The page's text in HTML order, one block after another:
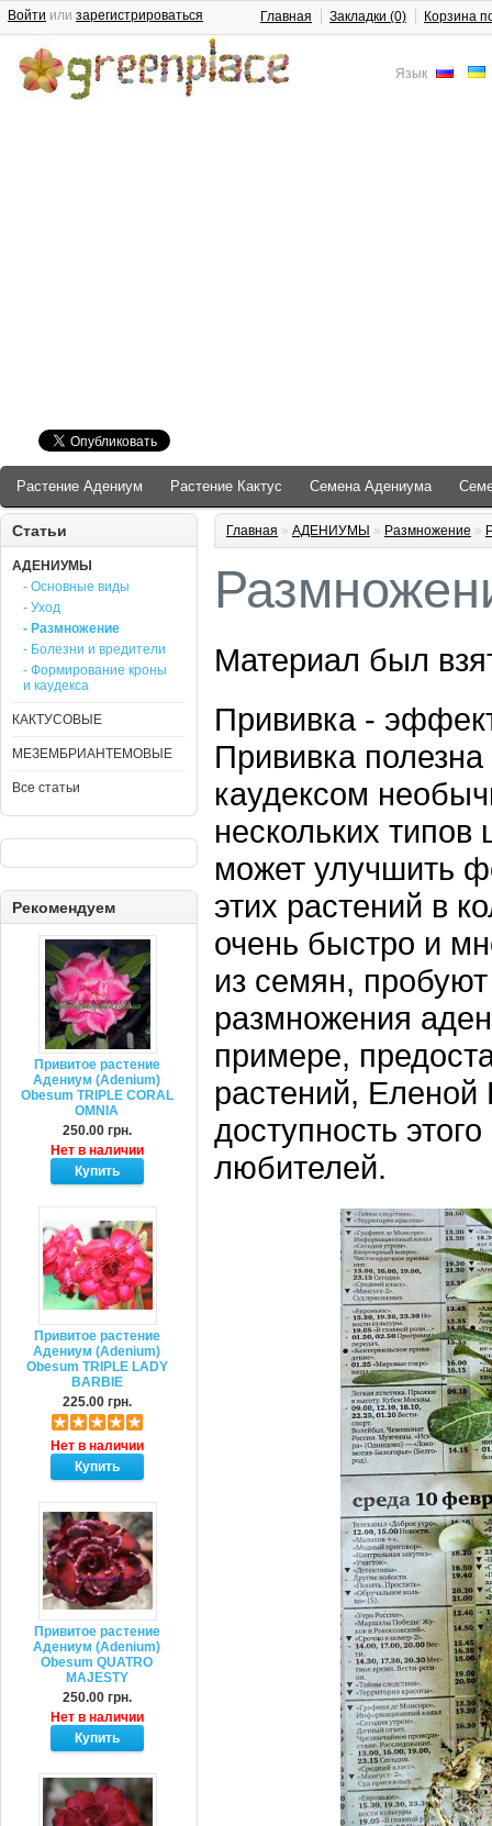
Язык
Войти или зарегистрироваться Главная Закладки (0) Корзина
Растение Адениум Растение Кактус Семена Адениума
Статьи
АДЕНИУМЫ
- Основные виды
- Уход
- Размножение
- Болезни и вредители
- Формирование кроны
и каудекса
КАКТУСОВЫЕ
МЕЗЕМБРИАНТЕМОВЫЕ
Все статьи
Рекомендуем
Привитое растение
Адениум (Adenium)
Obesum TRIPLE CORAL
OMNIA
250.00 грн.
Нет в наличии
Привитое растение
Адениум (Adenium)
Obesum TRIPLE LADY
BARBIE
225.00 грн.
Нет в наличии
Привитое растение
Адениум (Adenium)
Obesum QUATRO
MAJESTY
250.00 грн.
Нет в наличии
Главная » АДЕНИУМЫ » Размножение »
Материал был
Прививка -
Прививка
каудексом
нескольких
может улучшить
этих растений в
очень быстро и
из семян,
размножения
примере,
растений, Еленой
доступность
любителей.